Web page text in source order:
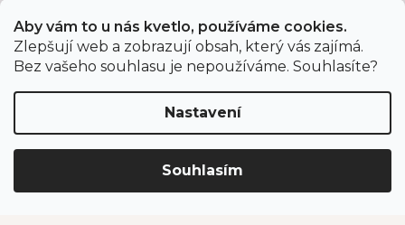
Aby vám to u nás kvetlo, používáme cookies.
Zlepšují web a zobrazují obsah, který vás zajímá.
Bez vašeho souhlasu je nepoužíváme. Souhlasíte?
Nastavení
Souhlasím
Odběr newsletteru
PŘIHLÁSIT SE